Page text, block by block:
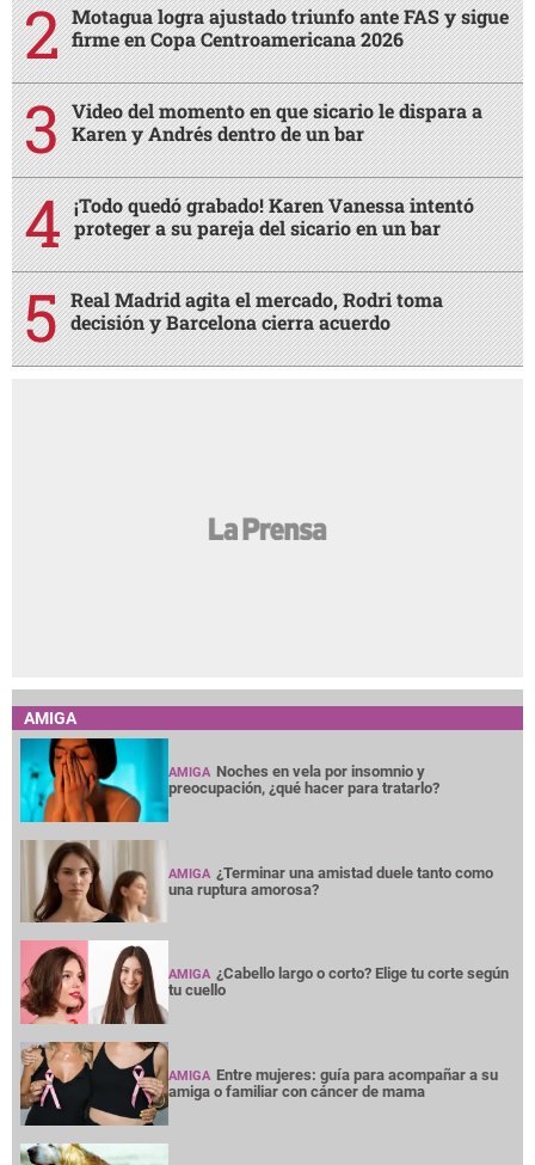
Motagua logra ajustado triunfo ante FAS y sigue
firme en Copa Centroamericana 2026
Video del momento en que sicario le dispara a
Karen y Andrés dentro de un bar
¡Todo quedó grabado! Karen Vanessa intentó
proteger a su pareja del sicario en un bar
Real Madrid agita el mercado, Rodri toma
decisión y Barcelona cierra acuerdo
AMIGA
AMIGA Noches en vela por insomnio y
preocupación, ¿qué hacer para tratarlo?
AMIGA ¿Terminar una amistad duele tanto como
una ruptura amorosa?
AMIGA ¿Cabello largo o corto? Elige tu corte según
tu cuello
AMIGA Entre mujeres: guía para acompañar a su
amiga o familiar con cáncer de mama